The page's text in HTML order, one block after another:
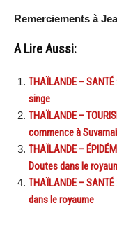
Remerciements à
A Lire Aussi:
THAÏLANDE –
singe
THAÏLANDE –
commence à
THAÏLANDE –
Doutes dans le
THAÏLANDE –
dans le royaume